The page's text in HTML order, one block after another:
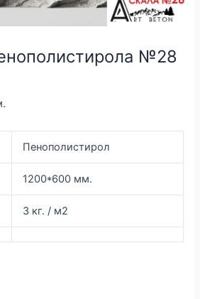
№28
Пенополистирол
1200*600 мм.
3 кг. / м2